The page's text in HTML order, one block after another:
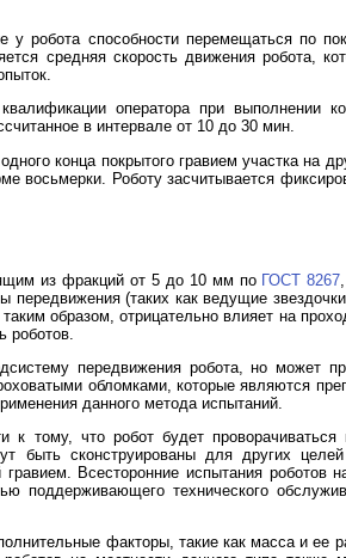
робота способности перемещаться по
средняя скорость движения робота,
оператора при выполнении
в интервале от 10 до 30 мин.
конца покрытого гравием участка на
Роботу засчитывается
из фракций от 5 до 10 мм по ГОСТ 8267
передвижения (таких как ведущие
образом, отрицательно влияет на
роботов.
передвижения робота, но может
обломками, которые являются
данного метода испытаний.
тому, что робот будет
быть сконструированы для других
Всесторонние испытания роботов
поддерживающего технического
факторы, такие как масса и ее